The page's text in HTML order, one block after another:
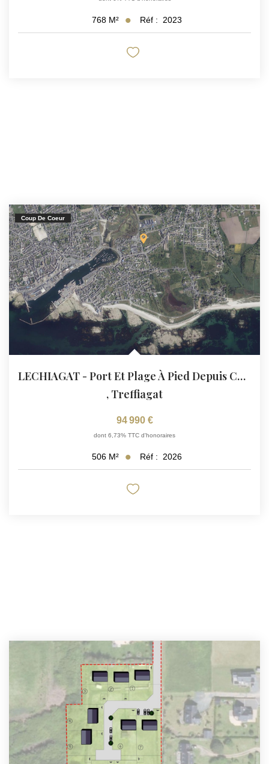
768 M² Réf : 2023
Coup De Coeur
LECHIAGAT - Port Et Plage À Pied Depuis Ce Terrain À Bâtir...
, Treffiagat
94 990 €
dont 6,73% TTC d'honoraires
506 M² Réf : 2026